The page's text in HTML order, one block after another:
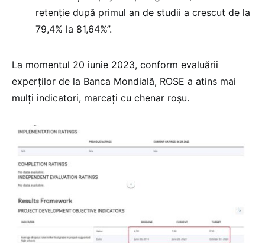
retenție după primul an de studii a crescut de la
79,4% la 81,64%”.
La momentul 20 iunie 2023, conform evaluării
experților de la Banca Mondială, ROSE a atins mai
mulți indicatori, marcați cu chenar roșu.